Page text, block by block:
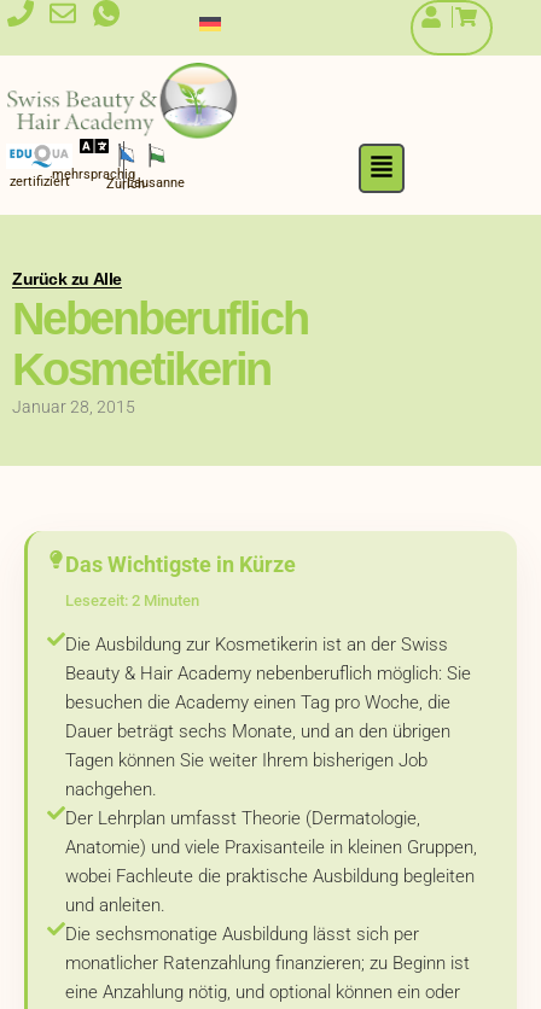
Zum
zertifiziertmehrsprachig
ZürichLausanne
Flyout
Menu
Zurück zu Alle
Nebenberuflich
Kosmetikerin
Januar 28, 2015
Das Wichtigste in Kürze
Lesezeit: 2 Minuten
Die Ausbildung zur Kosmetikerin ist an der Swiss
Beauty & Hair Academy nebenberuflich möglich: Sie
besuchen die Academy einen Tag pro Woche, die
Dauer beträgt sechs Monate, und an den übrigen
Tagen können Sie weiter Ihrem bisherigen Job
nachgehen.
Der Lehrplan umfasst Theorie (Dermatologie,
Anatomie) und viele Praxisanteile in kleinen Gruppen,
wobei Fachleute die praktische Ausbildung begleiten
und anleiten.
Die sechsmonatige Ausbildung lässt sich per
monatlicher Ratenzahlung finanzieren; zu Beginn ist
eine Anzahlung nötig, und optional können ein oder